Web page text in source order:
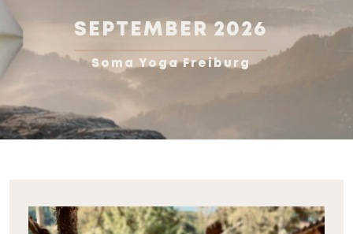
SEPTEMBER 2026
Soma Yoga Freiburg